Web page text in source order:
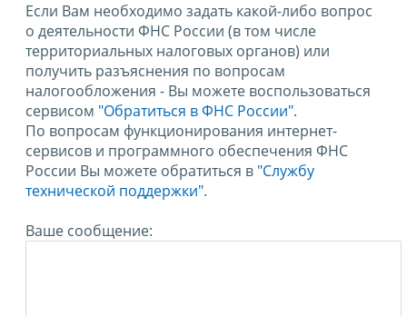
Если Вам необходимо задать какой-либо вопрос
о деятельности ФНС России (в том числе
территориальных налоговых органов) или
получить разъяснения по вопросам
налогообложения - Вы можете воспользоваться
сервисом "Обратиться в ФНС России".
По вопросам функционирования интернет-
сервисов и программного обеспечения ФНС
России Вы можете обратиться в "Службу
технической поддержки".
Ваше сообщение: